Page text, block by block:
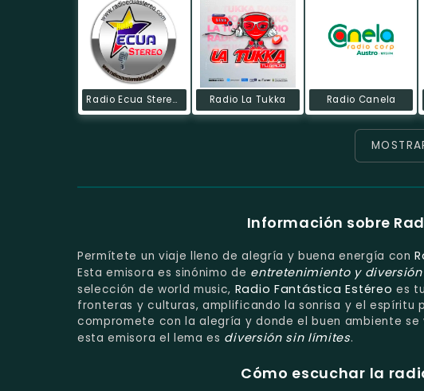
Radio Ecua Stereo HD Radio La Tukka Radio Canela
Información sobre
Permítete un viaje lleno de alegría y buena energía con
Esta emisora es sinónimo de entretenimiento y diversión
selección de world music, Radio Fantástica Estéreo es
fronteras y culturas, amplificando la sonrisa y el espíritu
compromete con la alegría y donde el buen ambiente
esta emisora el lema es diversión sin límites.
Cómo escuchar la